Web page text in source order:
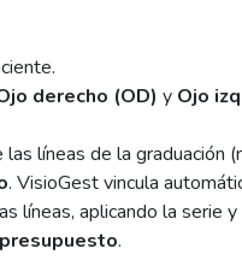
derecho (OD) y Ojo
las líneas de la graduación
. VisioGest vincula
líneas, aplicando la serie
.